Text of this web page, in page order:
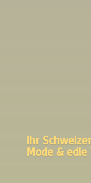
Ihr
Mode & edle